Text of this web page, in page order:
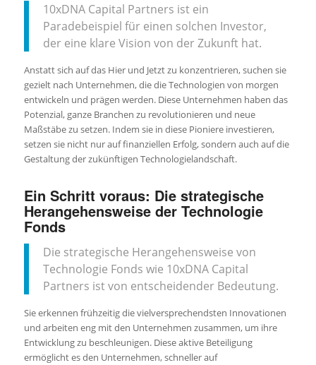
10xDNA Capital Partners ist ein
Paradebeispiel für einen solchen Investor,
der eine klare Vision von der Zukunft hat.
Anstatt sich auf das Hier und Jetzt zu konzentrieren, suchen sie
gezielt nach Unternehmen, die die Technologien von morgen
entwickeln und prägen werden. Diese Unternehmen haben das
Potenzial, ganze Branchen zu revolutionieren und neue
Maßstäbe zu setzen. Indem sie in diese Pioniere investieren,
setzen sie nicht nur auf finanziellen Erfolg, sondern auch auf die
Gestaltung der zukünftigen Technologielandschaft.
Ein Schritt voraus: Die strategische
Herangehensweise der Technologie
Fonds
Die strategische Herangehensweise von
Technologie Fonds wie 10xDNA Capital
Partners ist von entscheidender Bedeutung.
Sie erkennen frühzeitig die vielversprechendsten Innovationen
und arbeiten eng mit den Unternehmen zusammen, um ihre
Entwicklung zu beschleunigen. Diese aktive Beteiligung
ermöglicht es den Unternehmen, schneller auf